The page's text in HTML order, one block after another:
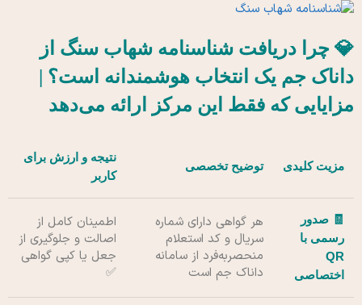
💎 چرا دریافت شناسنامه شهاب سنگ از
داناک جم یک انتخاب هوشمندانه است؟ |
مزایایی که فقط این مرکز ارائه می‌دهد
مزیت کلیدی توضیح تخصصی
نتیجه و ارزش برای
کاربر
🧾 صدور
رسمی با
QR
اختصاصی
هر گواهی دارای شماره
سریال و کد استعلام
منحصربه‌فرد از سامانه
داناک جم است
اطمینان کامل از
اصالت و جلوگیری از
جعل یا کپی گواهی
✅